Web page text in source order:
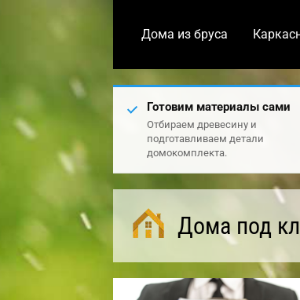
Дома из бруса
Готовим материалы сами
Отбираем древесину и
подготавливаем детали
домокомплекта.
Дома под